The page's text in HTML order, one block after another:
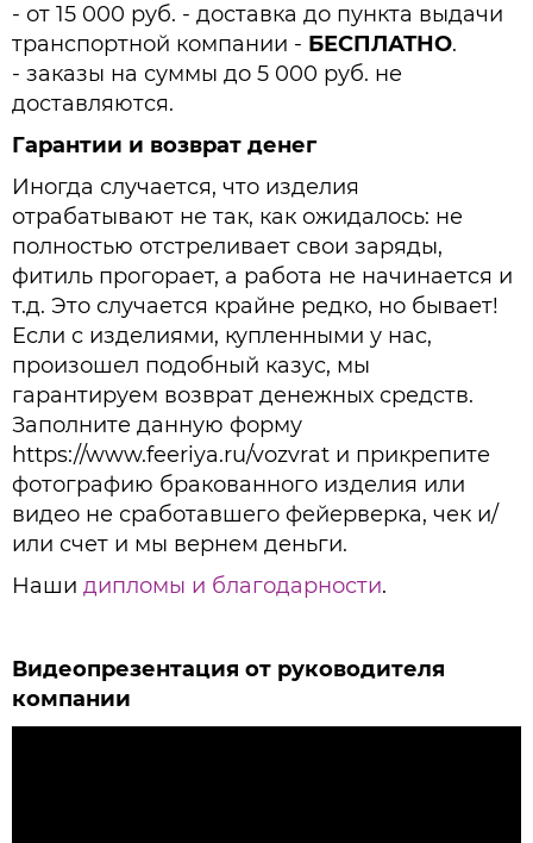
- от 15 000 руб. - доставка до пункта выдачи
транспортной компании - БЕСПЛАТНО.
- заказы на суммы до 5 000 руб. не
доставляются.
Гарантии и возврат денег
Иногда случается, что изделия
отрабатывают не так, как ожидалось: не
полностью отстреливает свои заряды,
фитиль прогорает, а работа не начинается и
т.д. Это случается крайне редко, но бывает!
Если с изделиями, купленными у нас,
произошел подобный казус, мы
гарантируем возврат денежных средств.
Заполните данную форму
https://www.feeriya.ru/vozvrat и прикрепите
фотографию бракованного изделия или
видео не сработавшего фейерверка, чек и/
или счет и мы вернем деньги.
Наши дипломы и благодарности.
Видеопрезентация от руководителя
компании